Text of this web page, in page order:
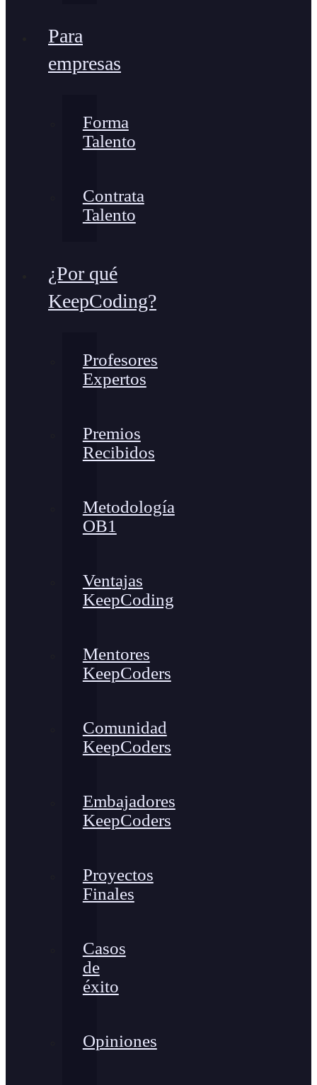
Para
empresas
Forma
Talento
Contrata
Talento
¿Por qué
KeepCoding?
Profesores
Expertos
Premios
Recibidos
Metodología
OB1
Ventajas
KeepCoding
Mentores
KeepCoders
Comunidad
KeepCoders
Embajadores
KeepCoders
Proyectos
Finales
Casos
de
éxito
Opiniones